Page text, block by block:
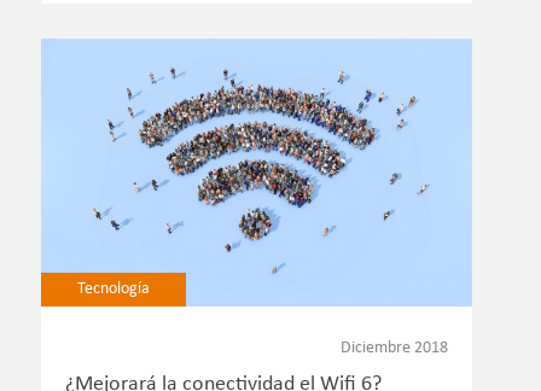
Tecnología
Diciembre 2018
¿Mejorará la conectividad el Wifi 6?